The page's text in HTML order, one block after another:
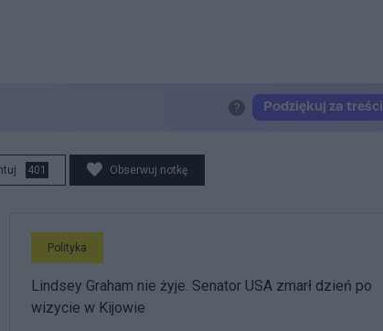
401 Obserwuj notkę
Polityka
Lindsey Graham nie żyje. Senator USA zmarł dzień po
wizycie w Kijowie